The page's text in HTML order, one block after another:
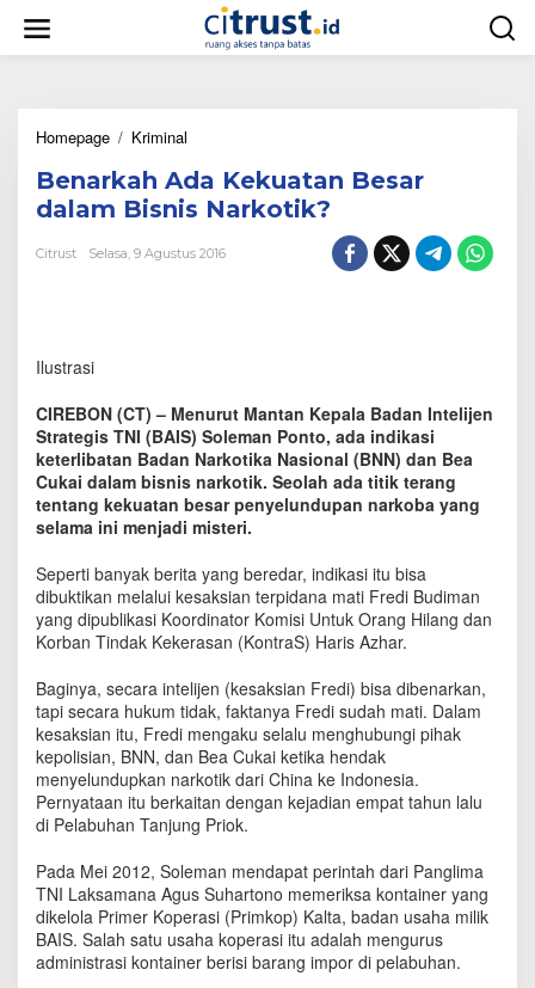
w
Homepage / Kriminal
n
a
r
a
k
u
a
t
a
n
e
s
a
r
d
l
a
m
B
i
s
n
s
N
a
r
k
o
Benarkah Ada Kekuatan Besar
dalam Bisnis Narkotik?
Citrust Selasa, 9 Agustus 2016
Ilustrasi
CIREBON (CT) – Menurut Mantan Kepala Badan Intelijen
Strategis TNI (BAIS) Soleman Ponto, ada indikasi
keterlibatan Badan Narkotika Nasional (BNN) dan Bea
Cukai dalam bisnis narkotik. Seolah ada titik terang
tentang kekuatan besar penyelundupan narkoba yang
selama ini menjadi misteri.
Seperti banyak berita yang beredar, indikasi itu bisa
dibuktikan melalui kesaksian terpidana mati Fredi Budiman
yang dipublikasi Koordinator Komisi Untuk Orang Hilang dan
Korban Tindak Kekerasan (KontraS) Haris Azhar.
Baginya, secara intelijen (kesaksian Fredi) bisa dibenarkan,
tapi secara hukum tidak, faktanya Fredi sudah mati. Dalam
kesaksian itu, Fredi mengaku selalu menghubungi pihak
kepolisian, BNN, dan Bea Cukai ketika hendak
menyelundupkan narkotik dari China ke Indonesia.
Pernyataan itu berkaitan dengan kejadian empat tahun lalu
di Pelabuhan Tanjung Priok.
Pada Mei 2012, Soleman mendapat perintah dari Panglima
TNI Laksamana Agus Suhartono memeriksa kontainer yang
dikelola Primer Koperasi (Primkop) Kalta, badan usaha milik
BAIS. Salah satu usaha koperasi itu adalah mengurus
administrasi kontainer berisi barang impor di pelabuhan.